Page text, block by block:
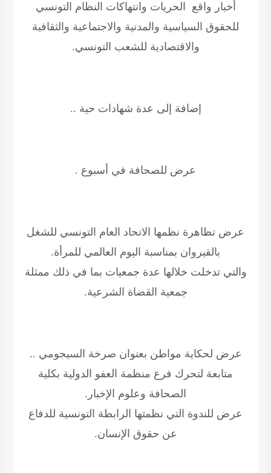
أخبار واقع الحريات وانتهاكات النظام التونسي
للحقوق السياسية والمدنية والاجتماعية والثقافية
والاقتصادية للشعب التونسي.
إضافة إلى عدة شهادات حية ..
عرض للصحافة في أسبوع .
عرض تظاهرة نظمها الاتحاد العام التونسي للشغل
بالقيروان بمناسبة اليوم العالمي للمرأة.
والتي تدخلت خلالها عدة جمعيات بما في ذلك ممثلة
جمعية القضاة الشرعية.
عرض لحكاية مواطن بعنوان صرخة السيجومي ..
متابعة لتحرك فرع منظمة العفو الدولية بكلية
الصحافة وعلوم الإخبار.
عرض للندوة التي نظمتها الرابطة التونسية للدفاع
عن حقوق الإنسان.